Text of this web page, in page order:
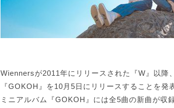
Wiennersが2011年にリリースされた『W』以降
『GOKOH』を10月5日にリリースすることを発
ミニアルバム『GOKOH』には全5曲の新曲が収